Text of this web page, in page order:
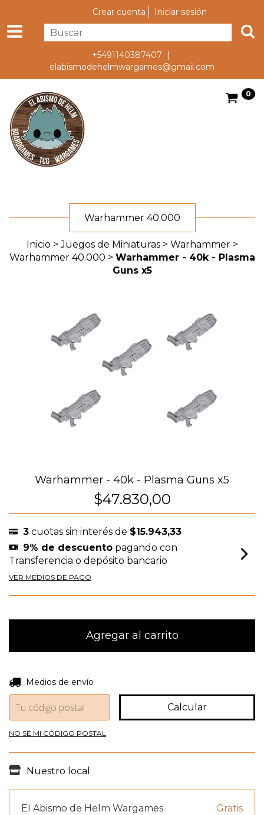
Crear cuenta Iniciar sesión
+5491140387407 |
elabismodehelmwargames@gmail.com
0
Warhammer 40.000
Inicio > Juegos de Miniaturas > Warhammer >
Warhammer 40.000 > Warhammer - 40k - Plasma
Guns x5
Warhammer - 40k - Plasma Guns x5
$47.830,00
3 cuotas sin interés de $15.943,33
9% de descuento pagando con
Transferencia o depósito bancario
VER MEDIOS DE PAGO
Entregas para el CP:
Medios de envío
Calcular
NO SÉ MI CÓDIGO POSTAL
Nuestro local
El Abismo de Helm Wargames
Gratis